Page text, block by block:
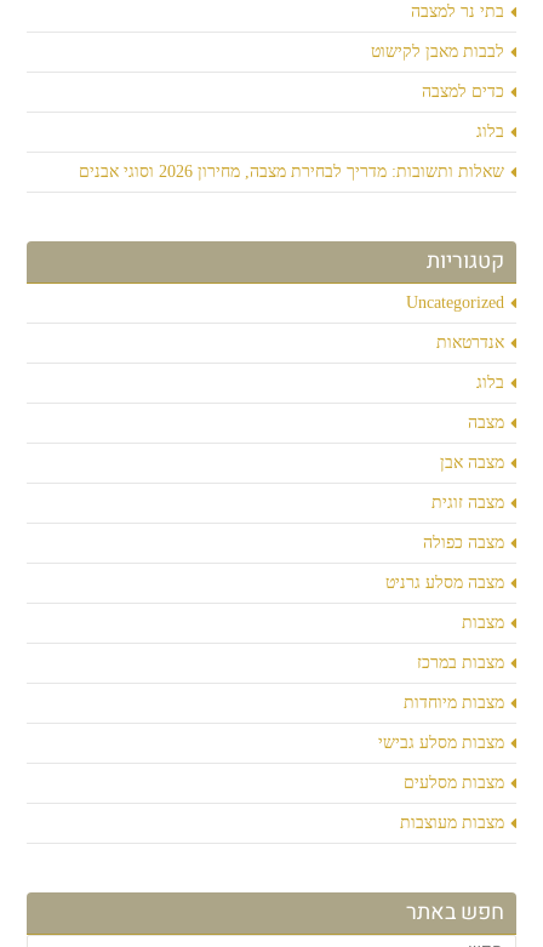
בתי נר למצבה
לבבות מאבן לקישוט
כדים למצבה
בלוג
שאלות ותשובות: מדריך לבחירת מצבה, מחירון 2026 וסוגי אבנים
קטגוריות
Uncategorized
אנדרטאות
בלוג
מצבה
מצבה אבן
מצבה זוגית
מצבה כפולה
מצבה מסלע גרניט
מצבות
מצבות במרכז
מצבות מיוחדות
מצבות מסלע גבישי
מצבות מסלעים
מצבות מעוצבות
חפש באתר